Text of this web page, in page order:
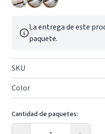
La entrega de este
paquete.
SKU
Color
Cantidad de paquetes:
Cantidad